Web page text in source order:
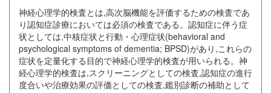
神経心理学的検査とは,高次脳機能を評価するための検査であ
り認知症診療においては必須の検査である。認知症に伴う症
状としては,中核症状と行動・心理症状(behavioral and
psychological symptoms of dementia; BPSD)があり,これらの
症状を定量化する目的で神経心理学的検査が用いられる。神
経心理学的検査は,スクリーニングとしての検査,認知症の進行
度合いや治療効果の評価としての検査,鑑別診断の補助として